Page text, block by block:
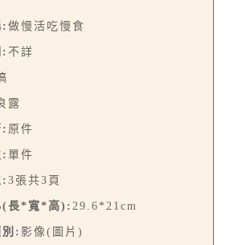
: 做慢活吃慢食
: 不詳
露
: 原件
: 單件
: 3張共3頁
(長*寬*高): 29.6*21cm
別: 影像(圖片)